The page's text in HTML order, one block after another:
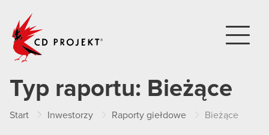
Typ raportu: Bieżące
Start Inwestorzy Raporty giełdowe Bieżące